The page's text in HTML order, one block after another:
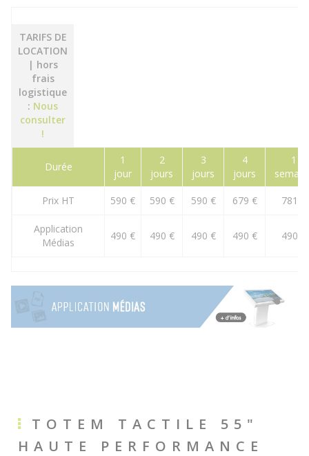
TARIFS DE
LOCATION
| hors
frais
logistique
: Nous
consulter
!
Durée
1
jour
2
jours
3
jours
4
jours
1
Prix HT 590 € 590 € 590 € 679 € 781 €
Application
Médias
490 € 490 € 490 € 490 € 490 €
TOTEM TACTILE 55"
HAUTE PERFORMANCE